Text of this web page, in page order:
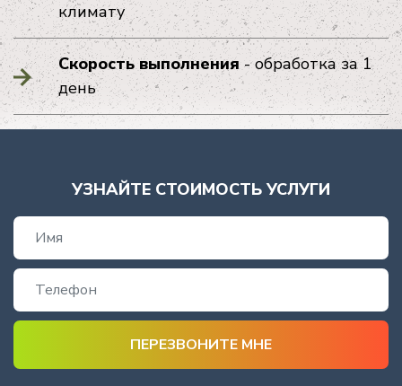
климату
Скорость выполнения - обработка за 1
день
УЗНАЙТЕ СТОИМОСТЬ УСЛУГИ